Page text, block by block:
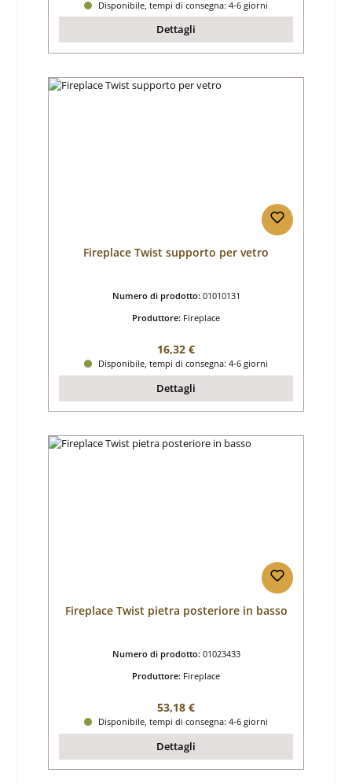
Disponibile, tempi di consegna: 4-6 giorni
Dettagli
Fireplace Twist supporto per vetro
Numero di prodotto: 01010131
Produttore: Fireplace
Prezzo normale:
16,32 €
Disponibile, tempi di consegna: 4-6 giorni
Dettagli
Fireplace Twist pietra posteriore in basso
Numero di prodotto: 01023433
Produttore: Fireplace
Prezzo normale:
53,18 €
Disponibile, tempi di consegna: 4-6 giorni
Dettagli